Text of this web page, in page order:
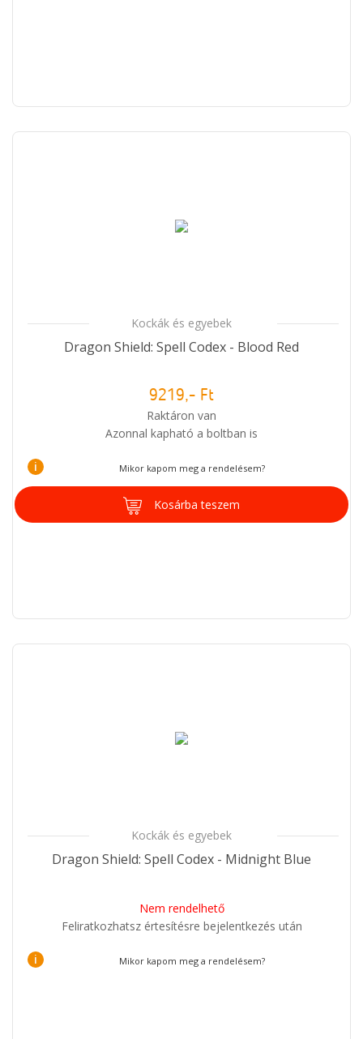
Kockák és egyebek
Dragon Shield: Spell Codex - Blood Red
9219,- Ft
Raktáron van
Azonnal kapható a boltban is
i Mikor kapom meg a rendelésem?
Kosárba teszem
Kockák és egyebek
Dragon Shield: Spell Codex - Midnight Blue
Nem rendelhető
Feliratkozhatsz értesítésre bejelentkezés után
i Mikor kapom meg a rendelésem?